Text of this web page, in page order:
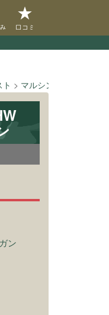
口コミ
マルシン
ン